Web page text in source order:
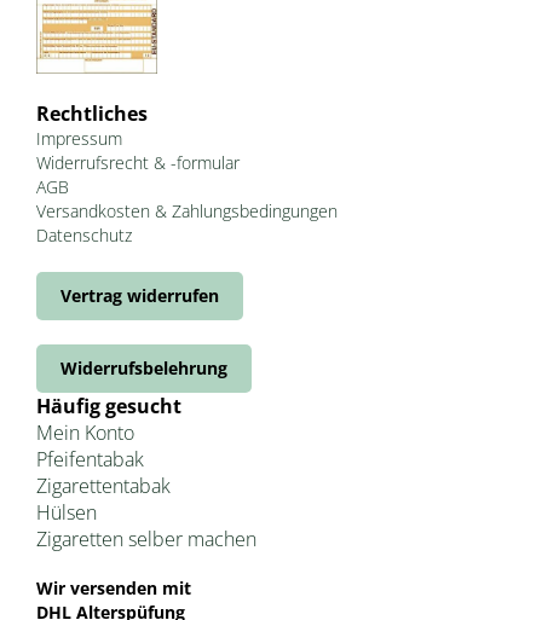
Rechtliches
Impressum
Widerrufsrecht & -formular
AGB
Versandkosten & Zahlungsbedingungen
Datenschutz
Vertrag widerrufen
Widerrufsbelehrung
Häufig gesucht
Mein Konto
Pfeifentabak
Zigarettentabak
Hülsen
Zigaretten selber machen
Wir versenden mit
DHL Alterspüfung